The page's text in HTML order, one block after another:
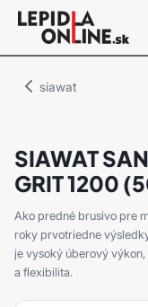
Priemyselné
lepidlá
siawat
SIAWAT
GRIT 1200
Ako predné brusivo pre
roky prvotriedne
je vysoký úberový
a flexibilita.